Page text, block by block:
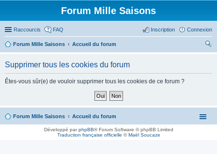
Forum Mille Saisons
Raccourcis FAQ Connexion
Inscription
Forum Mille Saisons
Accueil du forum
Supprimer tous les cookies du forum
Êtes-vous sûr(e) de vouloir supprimer tous les cookies de ce forum ?
Forum Mille Saisons Accueil du forum
Développé parphpBB® Forum Software © phpBB Limited
Traduction française officielle ©Maël Soucaze